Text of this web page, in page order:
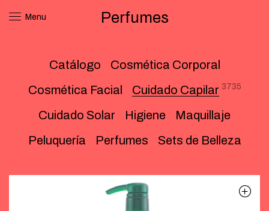
Menu Perfumes
Catálogo
Cosmética Corporal
Cosmética Facial
Cuidado Capilar 3735
Cuidado Solar Higiene
Maquillaje
Peluquería
Perfumes Sets de Belleza